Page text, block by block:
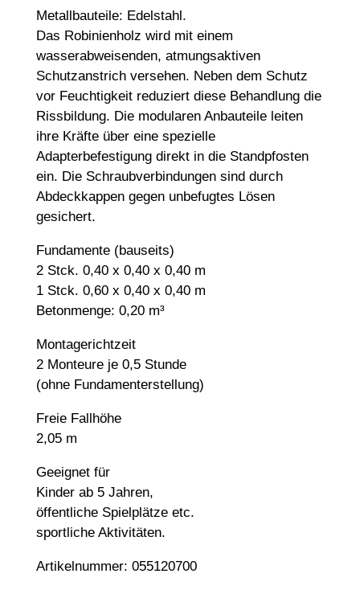
Metallbauteile: Edelstahl.
Das Robinienholz wird mit einem
wasserabweisenden, atmungsaktiven
Schutzanstrich versehen. Neben dem Schutz
vor Feuchtigkeit reduziert diese Behandlung die
Rissbildung. Die modularen Anbauteile leiten
ihre Kräfte über eine spezielle
Adapterbefestigung direkt in die Standpfosten
ein. Die Schraubverbindungen sind durch
Abdeckkappen gegen unbefugtes Lösen
gesichert.
Fundamente (bauseits)
2 Stck. 0,40 x 0,40 x 0,40 m
1 Stck. 0,60 x 0,40 x 0,40 m
Betonmenge: 0,20 m³
Montagerichtzeit
2 Monteure je 0,5 Stunde
(ohne Fundamenterstellung)
Freie Fallhöhe
2,05 m
Geeignet für
Kinder ab 5 Jahren,
öffentliche Spielplätze etc.
sportliche Aktivitäten.
Artikelnummer: 055120700